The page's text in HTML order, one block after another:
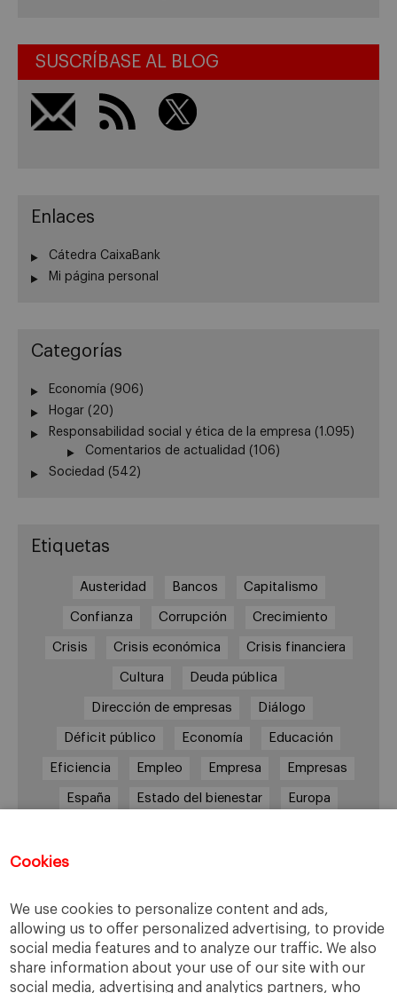
Cookies
We use cookies to personalize content and ads,
allowing us to offer personalized advertising, to provide
social media features and to analyze our traffic. We also
share information about your use of our site with our
social media, advertising and analytics partners, who
SUSCRÍBASE AL BLOG
Enlaces
Cátedra CaixaBank
Mi página personal
Categorías
Economía (906)
Hogar (20)
Responsabilidad social y ética de la empresa (1.095)
Comentarios de actualidad (106)
Sociedad (542)
Etiquetas
Austeridad Bancos Capitalismo
Confianza Corrupción Crecimiento
Crisis Crisis económica Crisis financiera
Cultura Deuda pública
Dirección de empresas Diálogo
Déficit público Economía Educación
Eficiencia Empleo Empresa Empresas
España Estado del bienestar Europa
Responsabilidad social RSC
Sindicatos Sistema financiero Sociedad
Sostenibilidad Trabajo Valores Virtudes